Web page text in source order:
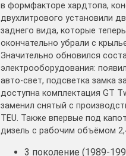
в формфакторе хардтопа,
двухлитрового установили
заднего вида, которые
окончательно убрали с
Значительно обновился
электрооборудования:
авто-свет, подсветка замка
доступна комплектация GT
заменил снятый с
TEU. Также впервые под
дизель с рабочим объёмом
3 поколение (1989-